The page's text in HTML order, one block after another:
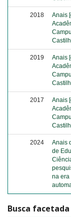
2018
Anais
2019
Anais
2017
Anais
2024
Anais
de
na era
Busca facetada